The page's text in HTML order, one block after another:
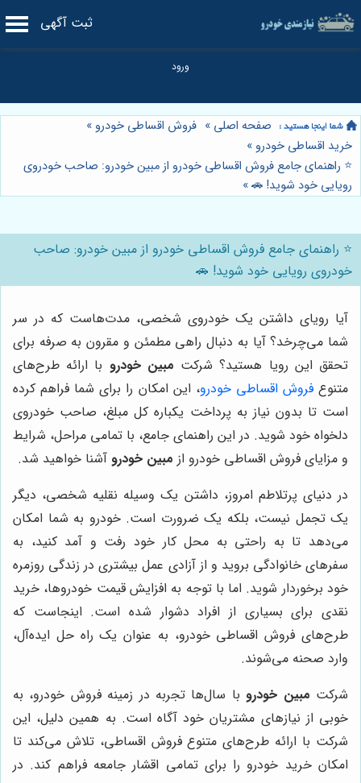
ثبت آگهی
صفحه اصلی » فروش اقساطی خودرو »
خرید اقساطی خودرو »
⭐️ راهنمای جامع فروش اقساطی خودرو از مبین خودرو: صاحب خودروی
رویایی خود شوید! 🚗»
⭐️ راهنمای جامع فروش اقساطی خودرو از مبین خودرو: صاحب
خودروی رویایی خود شوید! 🚗
آیا رویای داشتن یک خودروی شخصی، مدت‌هاست که در سر
شما می‌چرخد؟ آیا به دنبال راهی مطمئن و مقرون به صرفه برای
تحقق این رویا هستید؟ شرکت مبین خودرو با ارائه طرح‌های
متنوعفروش اقساطی خودرو، این امکان را برای شما فراهم کرده
است تا بدون نیاز به پرداخت یکباره کل مبلغ، صاحب خودروی
دلخواه خود شوید. در این راهنمای جامع، با تمامی مراحل، شرایط
و مزایای فروش اقساطی خودرو از مبین خودرو آشنا خواهید شد.
در دنیای پرتلاطم امروز، داشتن یک وسیله نقلیه شخصی، دیگر
یک تجمل نیست، بلکه یک ضرورت است. خودرو به شما امکان
می‌دهد تا به راحتی به محل کار خود رفت و آمد کنید، به
سفرهای خانوادگی بروید و از آزادی عمل بیشتری در زندگی روزمره
خود برخوردار شوید. اما با توجه به افزایش قیمت خودروها، خرید
نقدی برای بسیاری از افراد دشوار شده است. اینجاست که
طرح‌های فروش اقساطی خودرو، به عنوان یک راه حل ایده‌آل،
وارد صحنه می‌شوند.
شرکت مبین خودروبا سال‌ها تجربه در زمینه فروش خودرو، به
خوبی از نیازهای مشتریان خود آگاه است. به همین دلیل، این
شرکت با ارائه طرح‌های متنوع فروش اقساطی، تلاش می‌کند تا
امکان خرید خودرو را برای تمامی اقشار جامعه فراهم کند. در